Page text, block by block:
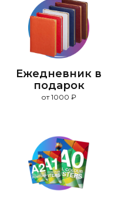
Ежедневник в
подарок
от 1000 ₽